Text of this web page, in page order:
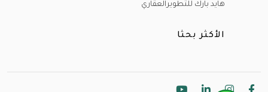
هايد بارك للتطويرالعقاري
الأكثر بحثا